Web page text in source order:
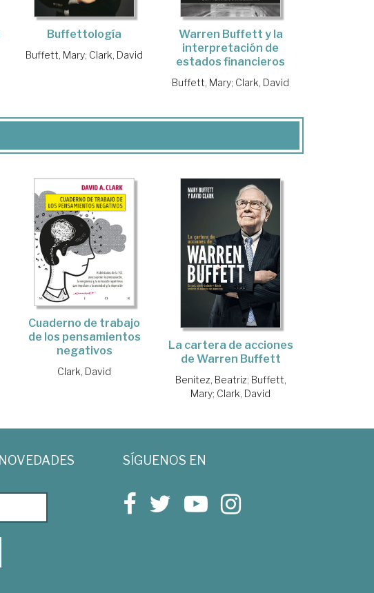
Buffettología
Buffett, Mary; Clark, David
Warren Buffett y la
interpretación de
estados financieros
Buffett, Mary; Clark, David
Cuaderno de trabajo
de los pensamientos
negativos
Clark, David
La cartera de acciones
de Warren Buffett
Benitez, Beatriz; Buffett,
Mary; Clark, David
SÍGUENOS EN